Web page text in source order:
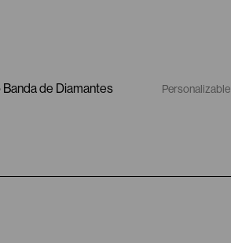
de Diamantes
Personalizable